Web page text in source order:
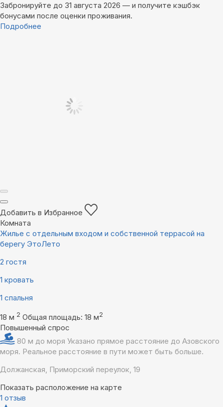
Забронируйте до 31 августа 2026 — и получите кэшбэк
бонусами после оценки проживания.
Подробнее
Добавить в Избранное
Комната
Жилье с отдельным входом и собственной террасой на
берегу ЭтоЛето
2 гостя
1 кровать
1 спальня
18 м 2 Общая площадь: 18 м2
Повышенный спрос
80 м до моря Указано прямое расстояние до Азовского
моря. Реальное расстояние в пути может быть больше.
Должанская, Приморский переулок, 19
Показать расположение на карте
1 отзыв